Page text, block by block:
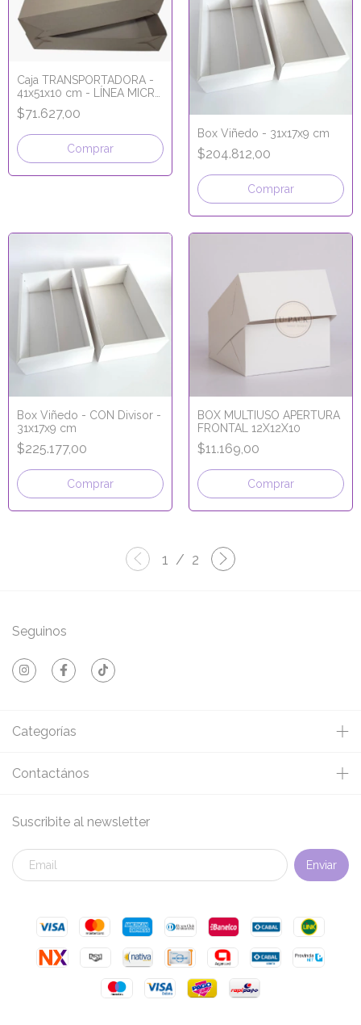
Caja TRANSPORTADORA -
41x51x10 cm - LÍNEA MICRO
CORRUGADO
$71.627,00
Comprar
Box Viñedo - 31x17x9 cm
$204.812,00
Comprar
Box Viñedo - CON Divisor -
31x17x9 cm
$225.177,00
Comprar
BOX MULTIUSO APERTURA
FRONTAL 12X12X10
$11.169,00
Comprar
1 / 2
Seguinos
Categorías
Contactános
Suscribite al newsletter